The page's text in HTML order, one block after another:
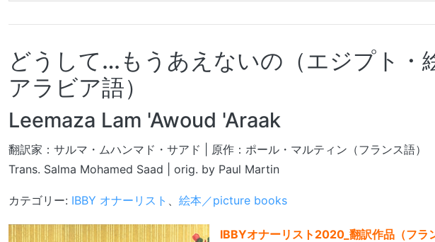
どうして…もうあえないの（エジプト・
アラビア語）
Leemaza Lam 'Awoud 'Araak
翻訳家：サルマ・ムハンマド・サアド | 原作：ポール・マルティン（フランス語）
Trans. Salma Mohamed Saad | orig. by Paul Martin
カテゴリー: IBBY オナーリスト 、 絵本／picture books
IBBYオナーリスト2020_翻訳作品（フラ